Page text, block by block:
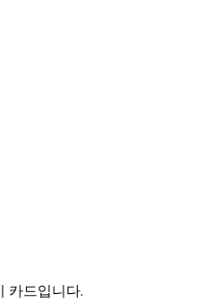
카드입니다.